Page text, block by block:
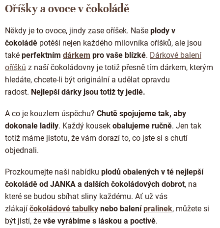
l
á
a
c
í
r
v
k
v
ý
p
i
Oříšky a ovoce v čokoládě
Někdy je to ovoce, jindy zase oříšek. Naše plody v
čokoládě potěší nejen každého milovníka oříšků, ale jsou
také perfektním dárkem pro vaše blízké. Dárkové balení
oříšků z naší čokoládovny je totiž přesně tím dárkem, kterým
hledáte, chcete-li být originální a udělat opravdu
radost. Nejlepší dárky jsou totiž ty jedlé.
A co je kouzlem úspěchu? Chutě spojujeme tak, aby
dokonale ladily. Každý kousek obalujeme ručně. Jen tak
totiž máme jistotu, že vám dorazí to, co jste si s chutí
objednali.
Prozkoumejte naši nabídku plodů obalených v té nejlepší
čokoládě od JANKA a dalších čokoládových dobrot, na
které se budou sbíhat sliny každému. Ať už vás
zlákají čokoládové tabulky nebo balenípralinek, můžete si
být jistí, že vše vyrábíme s láskou a poctivě.